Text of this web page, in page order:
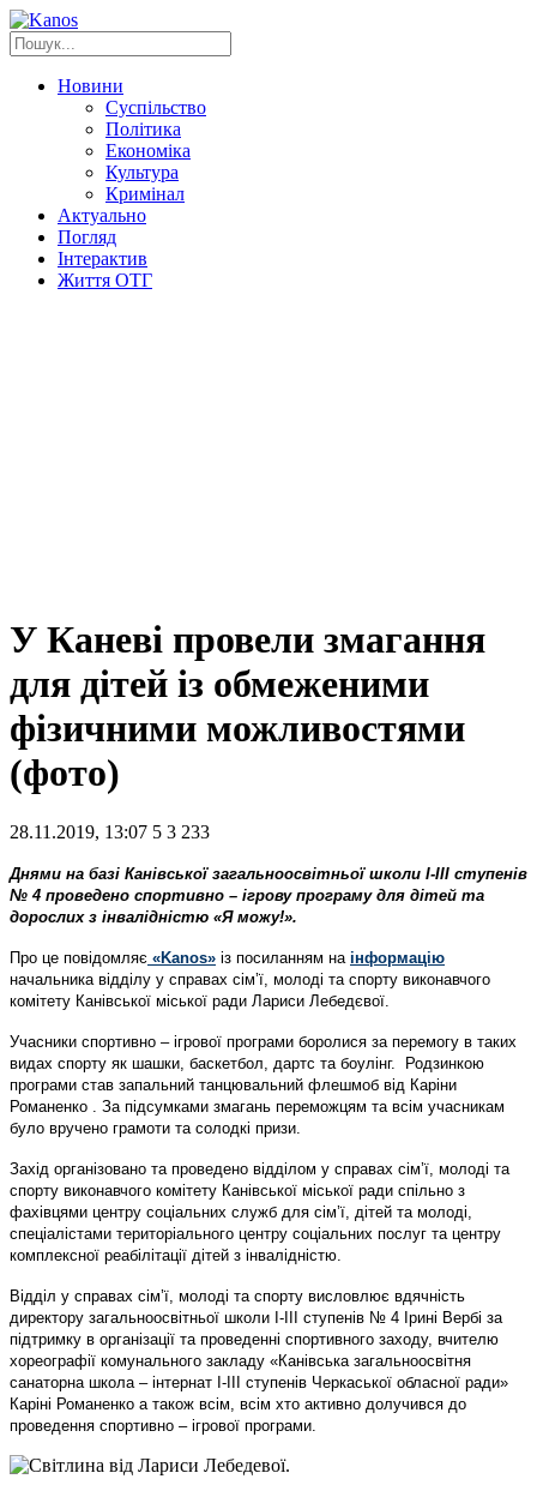
Новини
Суспільство
Політика
Економіка
Культура
Кримінал
Актуально
Погляд
Інтерактив
Життя ОТГ
У Каневі провели змагання
для дітей із обмеженими
фізичними можливостями
(фото)
28.11.2019, 13:07 5 3 233
Днями на базі Канівської загальноосвітньої школи І-ІІІ ступенів
№ 4 проведено спортивно – ігрову програму для дітей та
дорослих з інвалідністю «Я можу!».
Про це повідомляє «Kanos» із посиланням на інформацію
начальника відділу у справах сім’ї, молоді та спорту виконавчого
комітету Канівської міської ради Лариси Лебедєвої.
Учасники спортивно – ігрової програми боролися за перемогу в таких
видах спорту як шашки, баскетбол, дартс та боулінг. Родзинкою
програми став запальний танцювальний флешмоб від Каріни
Романенко . За підсумками змагань переможцям та всім учасникам
було вручено грамоти та солодкі призи.
Захід організовано та проведено відділом у справах сім’ї, молоді та
спорту виконавчого комітету Канівської міської ради спільно з
фахівцями центру соціальних служб для сім’ї, дітей та молоді,
спеціалістами територіального центру соціальних послуг та центру
комплексної реабілітації дітей з інвалідністю.
Відділ у справах сім’ї, молоді та спорту висловлює вдячність
директору загальноосвітньої школи І-ІІІ ступенів № 4 Ірині Вербі за
підтримку в організації та проведенні спортивного заходу, вчителю
хореографії комунального закладу «Канівська загальноосвітня
санаторна школа – інтернат І-ІІІ ступенів Черкаської обласної ради»
Каріні Романенко а також всім, всім хто активно долучився до
проведення спортивно – ігрової програми.